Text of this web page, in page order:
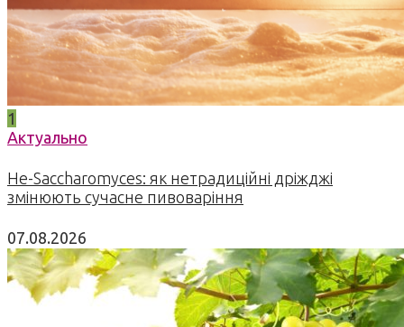
1
Актуально
Не-Saccharomyces: як нетрадиційні дріжджі
змінюють сучасне пивоваріння
07.08.2026